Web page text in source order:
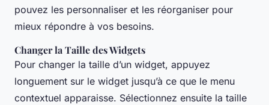
pouvez les personnaliser et les réorganiser pour
mieux répondre à vos besoins.
Changer la Taille des Widgets
Pour changer la taille d’un widget, appuyez
longuement sur le widget jusqu’à ce que le menu
contextuel apparaisse. Sélectionnez ensuite la taille